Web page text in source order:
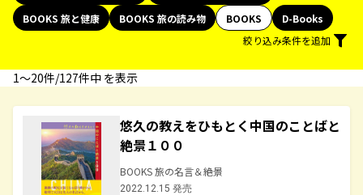
BOOKS 旅と健康
BOOKS 旅の読み物 BOOKS
D-Books
絞り込み条件を追加
1〜20件/127件中 を表示
悠久の教えをひもとく中国のことばと
絶景１００
BOOKS 旅の名言＆絶景
2022.12.15 発売